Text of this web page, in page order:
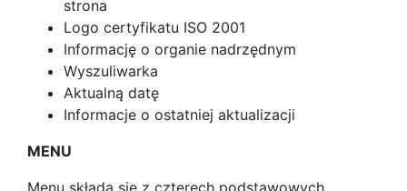
strona
Logo certyfikatu ISO 2001
Informację o organie nadrzędnym
Wyszuliwarka
Aktualną datę
Informacje o ostatniej aktualizacji
MENU
Menu składa się z czterech podstawowych